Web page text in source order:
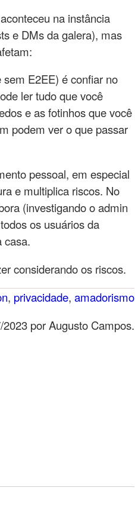
na instância
e DMs da galera), mas
E2EE) é confiar no
ler tudo que você
e as fotinhos que você
podem ver o que passar
pessoal, em especial
e multiplica riscos. No
(investigando o admin
os usuários da
casa.
considerando os riscos.
, privacidade, amadorismo
por Augusto Campos.